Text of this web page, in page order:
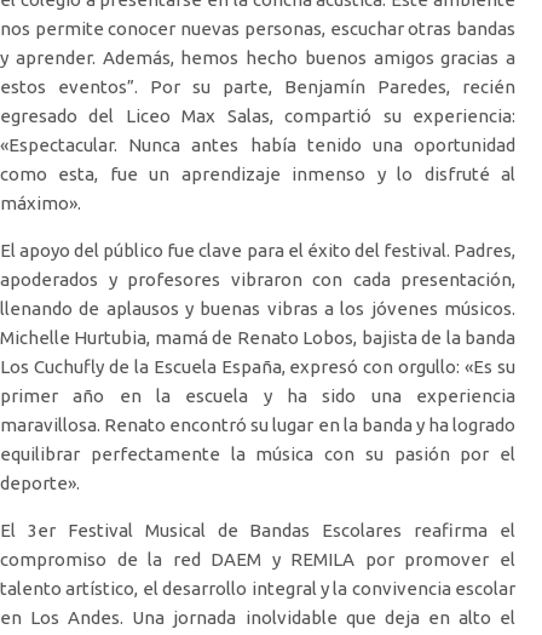
nos permite conocer nuevas personas, escuchar otras bandas
y aprender. Además, hemos hecho buenos amigos gracias a
estos eventos”. Por su parte, Benjamín Paredes, recién
egresado del Liceo Max Salas, compartió su experiencia:
«Espectacular. Nunca antes había tenido una oportunidad
como esta, fue un aprendizaje inmenso y lo disfruté al
máximo».
El apoyo del público fue clave para el éxito del festival. Padres,
apoderados y profesores vibraron con cada presentación,
llenando de aplausos y buenas vibras a los jóvenes músicos.
Michelle Hurtubia, mamá de Renato Lobos, bajista de la banda
Los Cuchufly de la Escuela España, expresó con orgullo: «Es su
primer año en la escuela y ha sido una experiencia
maravillosa. Renato encontró su lugar en la banda y ha logrado
equilibrar perfectamente la música con su pasión por el
deporte».
El 3er Festival Musical de Bandas Escolares reafirma el
compromiso de la red DAEM y REMILA por promover el
talento artístico, el desarrollo integral y la convivencia escolar
en Los Andes. Una jornada inolvidable que deja en alto el